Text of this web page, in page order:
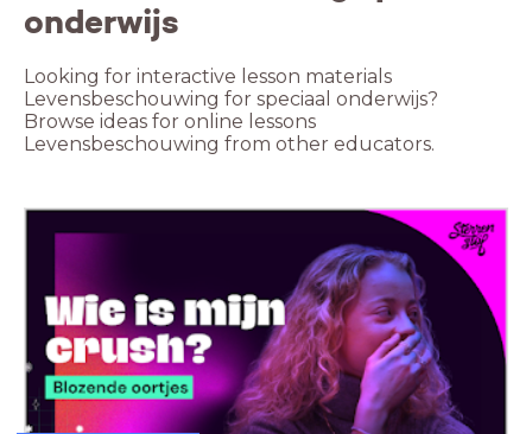
onderwijs
Looking for interactive lesson materials
Levensbeschouwing for speciaal onderwijs?
Browse ideas for online lessons
Levensbeschouwing from other educators.